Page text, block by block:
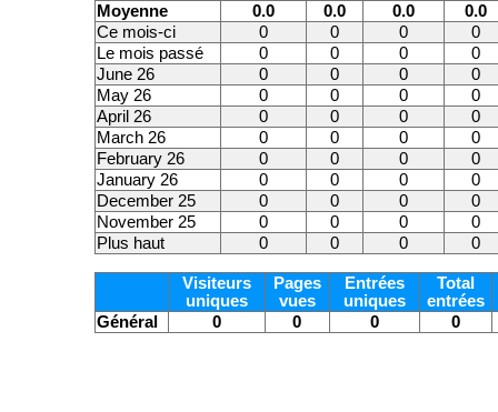
Moyenne
0.0 0.0 0.0
0.0
Ce mois-ci
0 0 0
0
Le mois passé
0 0 0
0
June 26
0 0 0
0
May 26
0 0 0
0
April 26
0 0 0
0
March 26
0 0 0
0
February 26
0 0 0
0
January 26
0 0 0
0
December 25
0 0 0
0
November 25
0 0 0
0
Plus haut
0 0 0 0
Visiteurs
uniques
Pages
vues
Entrées
uniques
Total
entrées
Général
0 0 0 0